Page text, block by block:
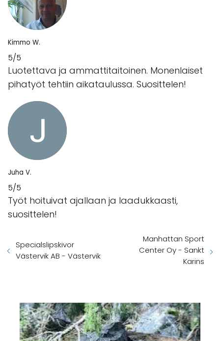
Kimmo W.
5/5
Luotettava ja ammattitaitoinen. Monenlaiset
pihatyöt tehtiin aikataulussa. Suosittelen!
Juha V.
5/5
Työt hoituivat ajallaan ja laadukkaasti,
suosittelen!
Specialslipskivor
Västervik AB - Västervik
Manhattan Sport
Center Oy - Sankt
Karins